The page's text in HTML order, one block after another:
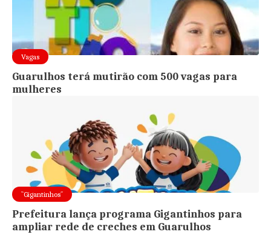
Vagas
Guarulhos terá mutirão com 500 vagas para
mulheres
``Gigantinhos´´
Prefeitura lança programa Gigantinhos para
ampliar rede de creches em Guarulhos